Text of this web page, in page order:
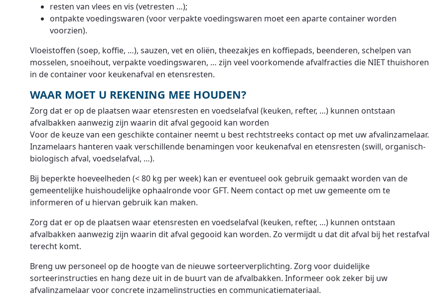
resten van vlees en vis (vetresten …);
ontpakte voedingswaren (voor verpakte voedingswaren moet een aparte container worden
voorzien).
Vloeistoffen (soep, koffie, …), sauzen, vet en oliën, theezakjes en koffiepads, beenderen, schelpen van
mosselen, snoeihout, verpakte voedingswaren, … zijn veel voorkomende afvalfracties die NIET thuishoren
in de container voor keukenafval en etensresten.
WAAR MOET U REKENING MEE HOUDEN?
Zorg dat er op de plaatsen waar etensresten en voedselafval (keuken, refter, …) kunnen ontstaan
afvalbakken aanwezig zijn waarin dit afval gegooid kan worden
Voor de keuze van een geschikte container neemt u best rechtstreeks contact op met uw afvalinzamelaar.
Inzamelaars hanteren vaak verschillende benamingen voor keukenafval en etensresten (swill, organisch-
biologisch afval, voedselafval, …).
Bij beperkte hoeveelheden (< 80 kg per week) kan er eventueel ook gebruik gemaakt worden van de
gemeentelijke huishoudelijke ophaalronde voor GFT. Neem contact op met uw gemeente om te
informeren of u hiervan gebruik kan maken.
Zorg dat er op de plaatsen waar etensresten en voedselafval (keuken, refter, …) kunnen ontstaan
afvalbakken aanwezig zijn waarin dit afval gegooid kan worden. Zo vermijdt u dat dit afval bij het restafval
terecht komt.
Breng uw personeel op de hoogte van de nieuwe sorteerverplichting. Zorg voor duidelijke
sorteerinstructies en hang deze uit in de buurt van de afvalbakken. Informeer ook zeker bij uw
afvalinzamelaar voor concrete inzamelinstructies en communicatiemateriaal.